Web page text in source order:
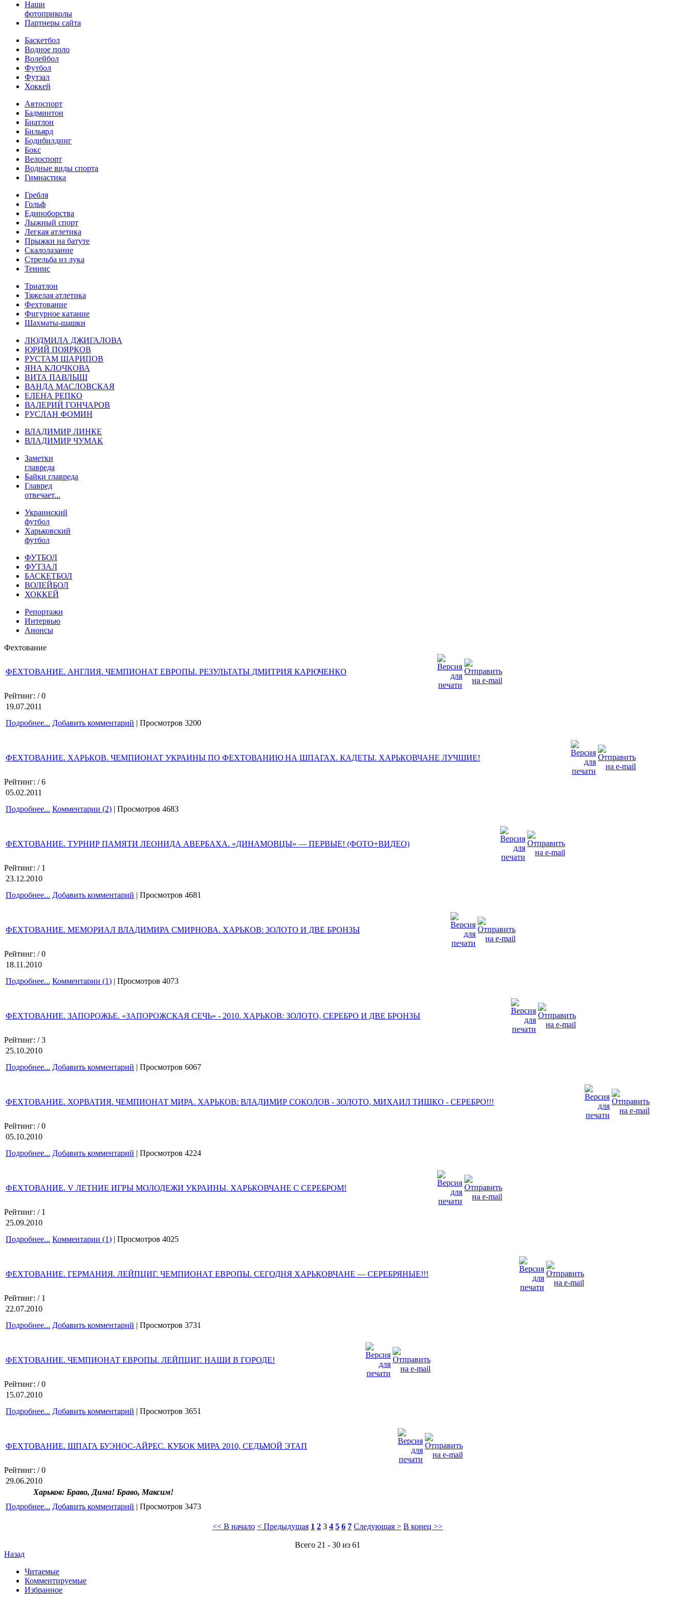
Наши
фотоприколы
Партнеры сайта
Баскетбол
Водное поло
Волейбол
Футбол
Футзал
Хоккей
Автоспорт
Бадминтон
Биатлон
Бильярд
Бодибилдинг
Бокс
Велоспорт
Водные виды спорта
Гимнастика
Гребля
Гольф
Единоборства
Лыжный спорт
Легкая атлетика
Прыжки на батуте
Скалолазание
Стрельба из лука
Теннис
Триатлон
Тяжелая атлетика
Фехтование
Фигурное катание
Шахматы-шашки
ЛЮДМИЛА ДЖИГАЛОВА
ЮРИЙ ПОЯРКОВ
РУСТАМ ШАРИПОВ
ЯНА КЛОЧКОВА
ВИТА ПАВЛЫШ
ВАНДА МАСЛОВСКАЯ
ЕЛЕНА РЕПКО
ВАЛЕРИЙ ГОНЧАРОВ
РУСЛАН ФОМИН
ВЛАДИМИР ЛИНКЕ
ВЛАДИМИР ЧУМАК
Заметки
главреда
Байки главреда
Главред
отвечает...
Украинский
футбол
Харьковский
футбол
ФУТБОЛ
ФУТЗАЛ
БАСКЕТБОЛ
ВОЛЕЙБОЛ
ХОККЕЙ
Репортажи
Интервью
Анонсы
Фехтование
ФЕХТОВАНИЕ. АНГЛИЯ. ЧЕМПИОНАТ ЕВРОПЫ. РЕЗУЛЬТАТЫ ДМИТРИЯ КАРЮЧЕНКО
Рейтинг: / 0
19.07.2011
Подробнее... Добавить комментарий | Просмотров 3200
ФЕХТОВАНИЕ. ХАРЬКОВ. ЧЕМПИОНАТ УКРАИНЫ ПО ФЕХТОВАНИЮ НА ШПАГАХ. КАДЕТЫ. ХАРЬКОВЧАНЕ ЛУЧШИЕ!
Рейтинг: / 6
05.02.2011
Подробнее... Комментарии (2) | Просмотров 4683
ФЕХТОВАНИЕ. ТУРНИР ПАМЯТИ ЛЕОНИДА АВЕРБАХА. «ДИНАМОВЦЫ» — ПЕРВЫЕ! (ФОТО+ВИДЕО)
Рейтинг: / 1
23.12.2010
Подробнее... Добавить комментарий | Просмотров 4681
ФЕХТОВАНИЕ. МЕМОРИАЛ ВЛАДИМИРА СМИРНОВА. ХАРЬКОВ: ЗОЛОТО И ДВЕ БРОНЗЫ
Рейтинг: / 0
18.11.2010
Подробнее... Комментарии (1) | Просмотров 4073
ФЕХТОВАНИЕ. ЗАПОРОЖЬЕ. «ЗАПОРОЖСКАЯ СЕЧЬ» - 2010. ХАРЬКОВ: ЗОЛОТО, СЕРЕБРО И ДВЕ БРОНЗЫ
Рейтинг: / 3
25.10.2010
Подробнее... Добавить комментарий | Просмотров 6067
ФЕХТОВАНИЕ. ХОРВАТИЯ. ЧЕМПИОНАТ МИРА. ХАРЬКОВ: ВЛАДИМИР СОКОЛОВ - ЗОЛОТО, МИХАИЛ ТИШКО - СЕРЕБРО!!!
Рейтинг: / 0
05.10.2010
Подробнее... Добавить комментарий | Просмотров 4224
ФЕХТОВАНИЕ. V ЛЕТНИЕ ИГРЫ МОЛОДЕЖИ УКРАИНЫ. ХАРЬКОВЧАНЕ С СЕРЕБРОМ!
Рейтинг: / 1
25.09.2010
Подробнее... Комментарии (1) | Просмотров 4025
ФЕХТОВАНИЕ. ГЕРМАНИЯ. ЛЕЙПЦИГ. ЧЕМПИОНАТ ЕВРОПЫ. СЕГОДНЯ ХАРЬКОВЧАНЕ — СЕРЕБРЯНЫЕ!!!
Рейтинг: / 1
22.07.2010
Подробнее... Добавить комментарий | Просмотров 3731
ФЕХТОВАНИЕ. ЧЕМПИОНАТ ЕВРОПЫ. ЛЕЙПЦИГ. НАШИ В ГОРОДЕ!
Рейтинг: / 0
15.07.2010
Подробнее... Добавить комментарий | Просмотров 3651
ФЕХТОВАНИЕ. ШПАГА БУЭНОС-АЙРЕС. КУБОК МИРА 2010, СЕДЬМОЙ ЭТАП
Рейтинг: / 0
29.06.2010
Харьков: Браво, Дима! Браво, Максим!
Подробнее... Добавить комментарий | Просмотров 3473
<< В начало < Предыдущая 1 2 3 4 5 6 7 Следующая > В конец >>
Всего 21 - 30 из 61
Назад
Читаемые
Комментируемые
Избранное